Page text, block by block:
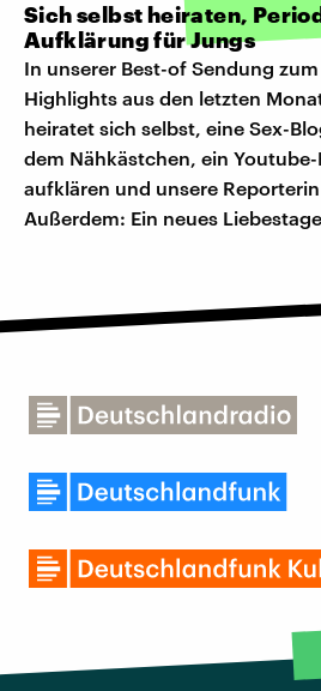
Sich selbst heiraten,
Aufklärung für Jungs
In unserer Best-of Sendung
Highlights aus den letzten
heiratet sich selbst, eine Sex-
dem Nähkästchen, ein
aufklären und unsere
Außerdem: Ein neues